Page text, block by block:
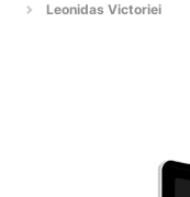
Leonidas Victoriei